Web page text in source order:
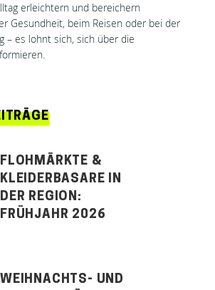
erleichtern und bereichern
Gesundheit, beim Reisen oder bei der
– es lohnt sich, sich über die
FLOHMÄRKTE &
KLEIDERBASARE IN
DER REGION:
FRÜHJAHR 2026
WEIHNACHTS- UND